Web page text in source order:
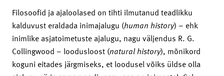
Filosoofid ja ajaloolased on tihti ilmutanud teadlikku
kalduvust eraldada inimajalugu (human history) – ehk
inimlike asjatoimetuste ajalugu, nagu väljendus R. G.
Collingwood – loodusloost (natural history), mõnikord
koguni eitades järgmiseks, et loodusel võiks üldse olla